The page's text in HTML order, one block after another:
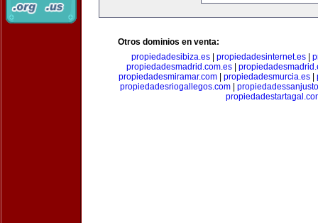
Otros dominios en venta:
propiedadesibiza.es
propiedadesinternet.es
propiedadesmadrid.com.es
propiedadesmiramar.com
propiedadesmurcia.es
propiedadesriogallegos.com|